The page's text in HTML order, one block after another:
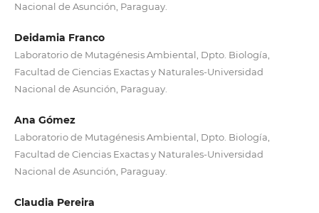
Nacional de Asunción, Paraguay.
Deidamia Franco
Laboratorio de Mutagénesis Ambiental, Dpto. Biología,
Facultad de Ciencias Exactas y Naturales-Universidad
Nacional de Asunción, Paraguay.
Ana Gómez
Laboratorio de Mutagénesis Ambiental, Dpto. Biología,
Facultad de Ciencias Exactas y Naturales-Universidad
Nacional de Asunción, Paraguay.
Claudia Pereira